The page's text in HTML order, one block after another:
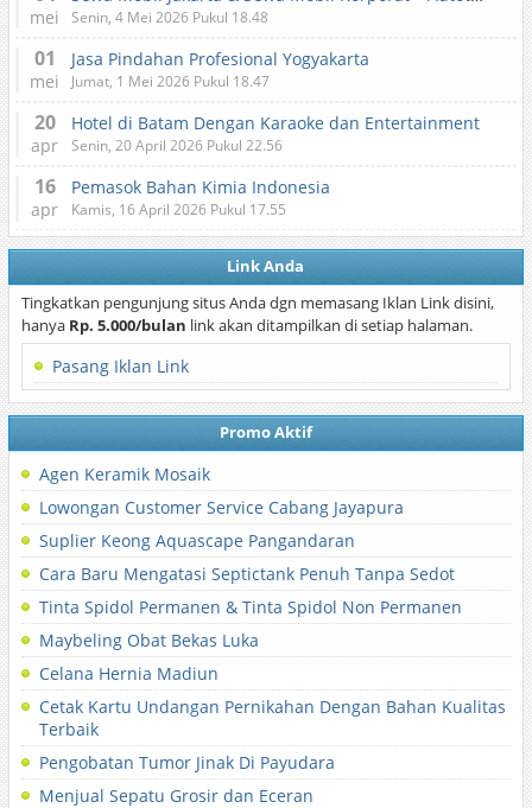
mei Senin, 4 Mei 2026 Pukul 18.48
01
mei
Jasa Pindahan Profesional Yogyakarta
Jumat, 1 Mei 2026 Pukul 18.47
20
apr
Hotel di Batam Dengan Karaoke dan Entertainment
Senin, 20 April 2026 Pukul 22.56
16
apr
Pemasok Bahan Kimia Indonesia
Kamis, 16 April 2026 Pukul 17.55
Link Anda
Tingkatkan pengunjung situs Anda dgn memasang Iklan Link disini,
hanya Rp. 5.000/bulan link akan ditampilkan di setiap halaman.
Pasang Iklan Link
Promo Aktif
Agen Keramik Mosaik
Lowongan Customer Service Cabang Jayapura
Suplier Keong Aquascape Pangandaran
Cara Baru Mengatasi Septictank Penuh Tanpa Sedot
Tinta Spidol Permanen & Tinta Spidol Non Permanen
Maybeling Obat Bekas Luka
Celana Hernia Madiun
Cetak Kartu Undangan Pernikahan Dengan Bahan Kualitas
Terbaik
Pengobatan Tumor Jinak Di Payudara
Menjual Sepatu Grosir dan Eceran